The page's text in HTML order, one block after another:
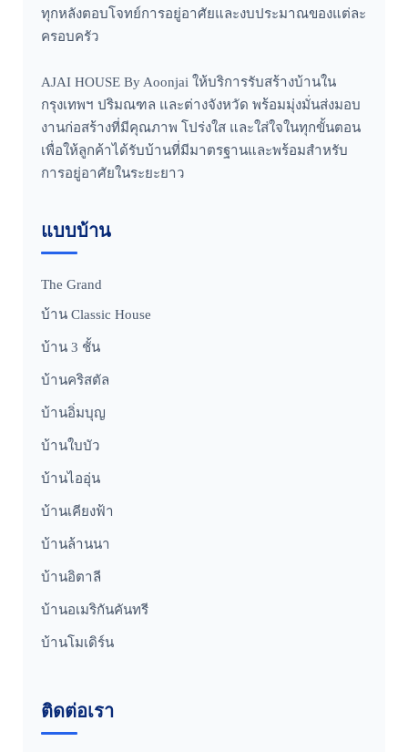
ทุกหลังตอบโจทย์การอยู่อาศัยและงบประมาณของแต่ละ
ครอบครัว
AJAI HOUSE By Aoonjai ให้บริการรับสร้างบ้านใน
กรุงเทพฯ ปริมณฑล และต่างจังหวัด พร้อมมุ่งมั่นส่งมอบ
งานก่อสร้างที่มีคุณภาพ โปร่งใส และใส่ใจในทุกขั้นตอน
เพื่อให้ลูกค้าได้รับบ้านที่มีมาตรฐานและพร้อมสำหรับ
การอยู่อาศัยในระยะยาว
แบบบ้าน
The Grand
บ้าน Classic House
บ้าน 3 ชั้น
บ้านคริสตัล
บ้านอิ่มบุญ
บ้านใบบัว
บ้านไออุ่น
บ้านเคียงฟ้า
บ้านล้านนา
บ้านอิตาลี
บ้านอเมริกันคันทรี
บ้านโมเดิร์น
ติดต่อเรา